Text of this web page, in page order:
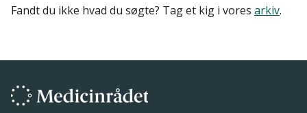
Fandt du ikke hvad du søgte? Tag et kig i vores arkiv.